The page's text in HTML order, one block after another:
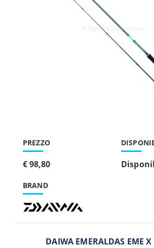
PREZZO
€ 98,80
BRAND
DAIWA EMERALDAS EME